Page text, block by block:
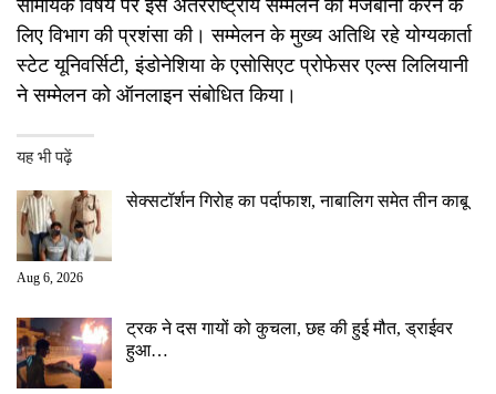
सामयिक विषय पर इस अंतरराष्ट्रीय सम्मेलन की मेजबानी करने के
लिए विभाग की प्रशंसा की। सम्मेलन के मुख्य अतिथि रहे योग्यकार्ता
स्टेट यूनिवर्सिटी, इंडोनेशिया के एसोसिएट प्रोफेसर एल्स लिलियानी
ने सम्मेलन को ऑनलाइन संबोधित किया।
यह भी पढ़ें
सेक्सटॉर्शन गिरोह का पर्दाफाश, नाबालिग समेत तीन काबू
Aug 6, 2026
ट्रक ने दस गायों को कुचला, छह की हुई मौत, ड्राईवर
हुआ…